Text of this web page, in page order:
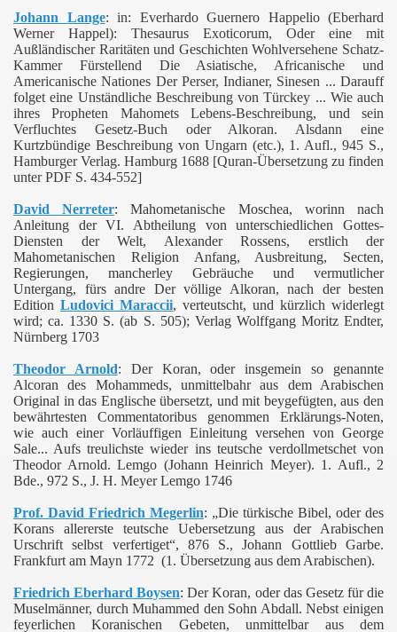
Johann Lange: in: Everhardo Guernero Happelio (Eberhard
Werner Happel): Thesaurus Exoticorum, Oder eine mit
Außländischer Raritäten und Geschichten Wohlversehene Schatz-
Kammer Fürstellend Die Asiatische, Africanische und
Americanische Nationes Der Perser, Indianer, Sinesen ... Darauff
folget eine Unständliche Beschreibung von Türckey ... Wie auch
ihres Propheten Mahomets Lebens-Beschreibung, und sein
Verfluchtes Gesetz-Buch oder Alkoran. Alsdann eine
Kurtzbündige Beschreibung von Ungarn (etc.), 1. Aufl., 945 S.,
Hamburger Verlag. Hamburg 1688 [Quran-Übersetzung zu finden
unter PDF S. 434-552]
David Nerreter: Mahometanische Moschea, worinn nach
Anleitung der VI. Abtheilung von unterschiedlichen Gottes-
Diensten der Welt, Alexander Rossens, erstlich der
Mahometanischen Religion Anfang, Ausbreitung, Secten,
Regierungen, mancherley Gebräuche und vermutlicher
Untergang, fürs andre Der völlige Alkoran, nach der besten
Edition Ludovici Maraccii, verteutscht, und kürzlich widerlegt
wird; ca. 1330 S. (ab S. 505); Verlag Wolffgang Moritz Endter,
Nürnberg 1703
Theodor Arnold: Der Koran, oder insgemein so genannte
Alcoran des Mohammeds, unmittelbahr aus dem Arabischen
Original in das Englische übersetzt, und mit beygefügten, aus den
bewährtesten Commentatoribus genommen Erklärungs-Noten,
wie auch einer Vorläuffigen Einleitung versehen von George
Sale... Aufs treulichste wieder ins teutsche verdollmetschet von
Theodor Arnold. Lemgo (Johann Heinrich Meyer). 1. Aufl., 2
Bde., 972 S., J. H. Meyer Lemgo 1746
Prof. David Friedrich Megerlin: „Die türkische Bibel, oder des
Korans allererste teutsche Uebersetzung aus der Arabischen
Urschrift selbst verfertiget“, 876 S., Johann Gottlieb Garbe.
Frankfurt am Mayn 1772 (1. Übersetzung aus dem Arabischen).
Friedrich Eberhard Boysen: Der Koran, oder das Gesetz für die
Muselmänner, durch Muhammed den Sohn Abdall. Nebst einigen
feyerlichen Koranischen Gebeten, unmittelbar aus dem